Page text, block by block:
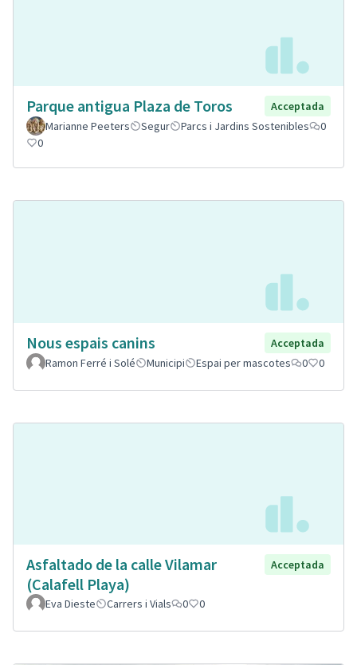
Parque antigua Plaza de Toros
Acceptada
Marianne Peeters
Segur Parcs i Jardins Sostenibles
0
0
Nous espais canins
Acceptada
Ramon Ferré i Solé
Municipi Espai per mascotes 0 0
Asfaltado de la calle Vilamar
(Calafell Playa)
Acceptada
Eva Dieste Carrers i Vials 0 0